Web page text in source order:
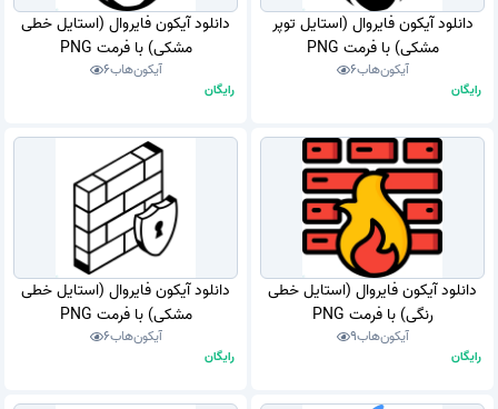
دانلود آیکون فایروال (استایل توپر
مشکی) با فرمت PNG
آیکون‌هاب6
رایگان
دانلود آیکون فایروال (استایل خطی
مشکی) با فرمت PNG
آیکون‌هاب6
رایگان
دانلود آیکون فایروال (استایل خطی
رنگی) با فرمت PNG
آیکون‌هاب9
رایگان
دانلود آیکون فایروال (استایل خطی
مشکی) با فرمت PNG
آیکون‌هاب6
رایگان